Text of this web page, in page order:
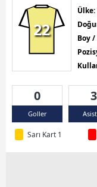
22
Ülke:
Boy
0
Goller
3
Sarı Kart 1